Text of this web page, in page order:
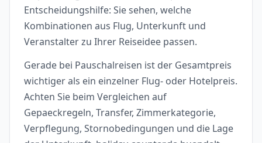
Entscheidungshilfe: Sie sehen, welche
Kombinationen aus Flug, Unterkunft und
Veranstalter zu Ihrer Reiseidee passen.
Gerade bei Pauschalreisen ist der Gesamtpreis
wichtiger als ein einzelner Flug- oder Hotelpreis.
Achten Sie beim Vergleichen auf
Gepaeckregeln, Transfer, Zimmerkategorie,
Verpflegung, Stornobedingungen und die Lage